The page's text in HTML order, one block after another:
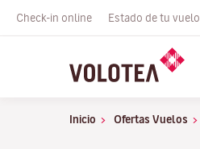
Check-in online Estado de tu vuelo
Inicio Ofertas Vuelos